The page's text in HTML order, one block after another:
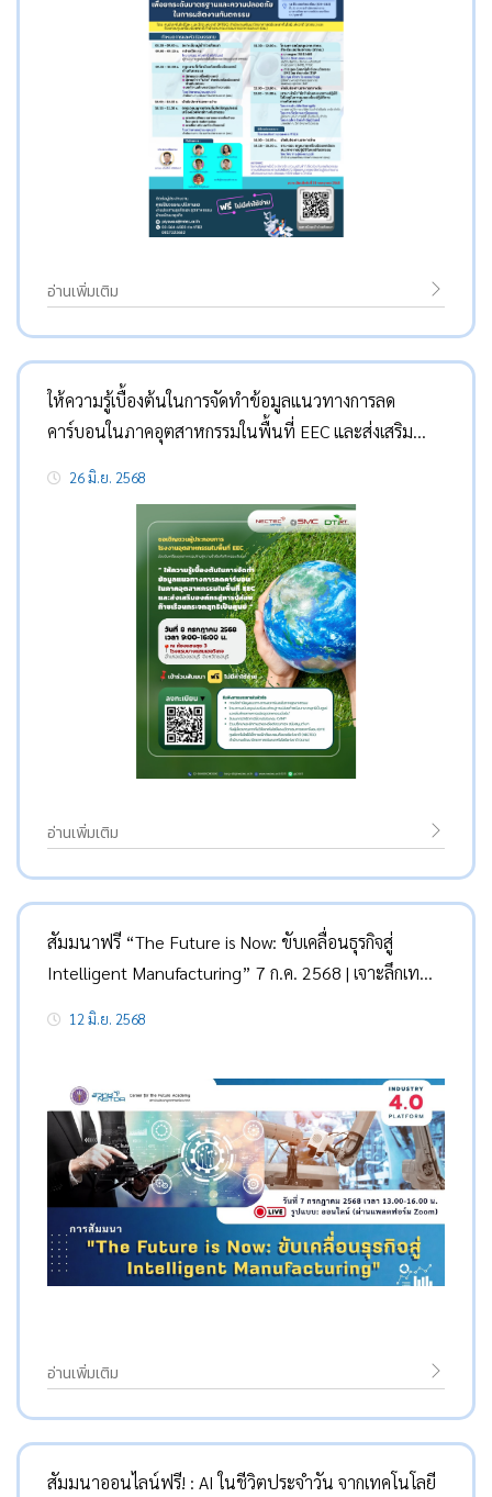
อ่านเพิ่มเติม
ให้ความรู้เบื้องต้นในการจัดทำข้อมูลแนวทางการลด
คาร์บอนในภาคอุตสาหกรรมในพื้นที่ EEC และส่งเสริม
26 มิ.ย. 2568
อ่านเพิ่มเติม
สัมมนาฟรี “The Future is Now: ขับเคลื่อนธุรกิจสู่
Intelligent Manufacturing” 7 ก.ค. 2568 | เจาะลึกเท
สิทธิประโยชน์จาก BOI
12 มิ.ย. 2568
อ่านเพิ่มเติม
สัมมนาออนไลน์ฟรี! : AI ในชีวิตประจำวัน จากเทคโนโลยี